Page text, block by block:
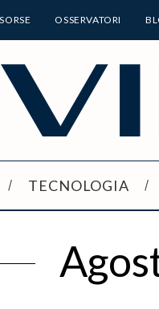
OSSERVATORI
TECNOLOGIA